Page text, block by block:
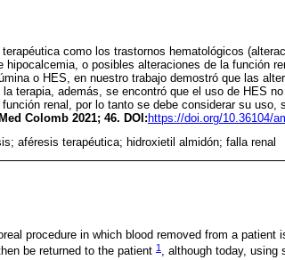
como los trastornos hematológicos
hipocalcemia, o posibles alteraciones de la función
o HES, en nuestro trabajo demostró que las
terapia, además, se encontró que el uso de HES
renal, por lo tanto se debe considerar su uso,
Colomb 2021; 46. DOI:https://doi.org/10.36104/
aféresis terapéutica; hidroxietil almidón; falla renal
procedure in which blood removed from a patient
be returned to the patient 1 , although today, using